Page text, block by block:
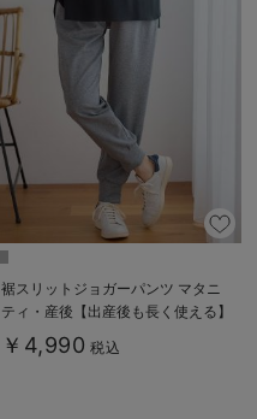
裾スリットジョガーパンツ マタニ
ティ・産後【出産後も長く使える】
￥4,990 税込